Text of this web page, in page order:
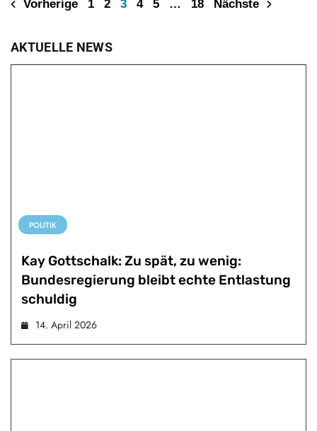
AKTUELLE NEWS
POLITIK
Kay Gottschalk: Zu spät, zu wenig:
Bundesregierung bleibt echte Entlastung
schuldig
14. April 2026
Vorherige 1 2 3 4 5 … 18 Nächste